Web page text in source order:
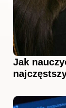
Jak